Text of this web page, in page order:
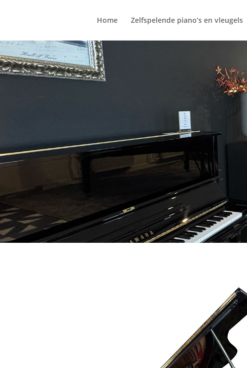
Home Zelfspelende piano’s en vleugels